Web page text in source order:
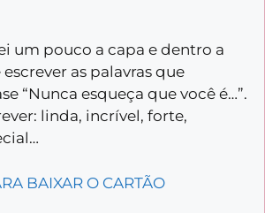
um pouco a capa e dentro a
as palavras que
“Nunca esqueça que você é…”.
linda, incrível, forte,
BAIXAR O CARTÃO